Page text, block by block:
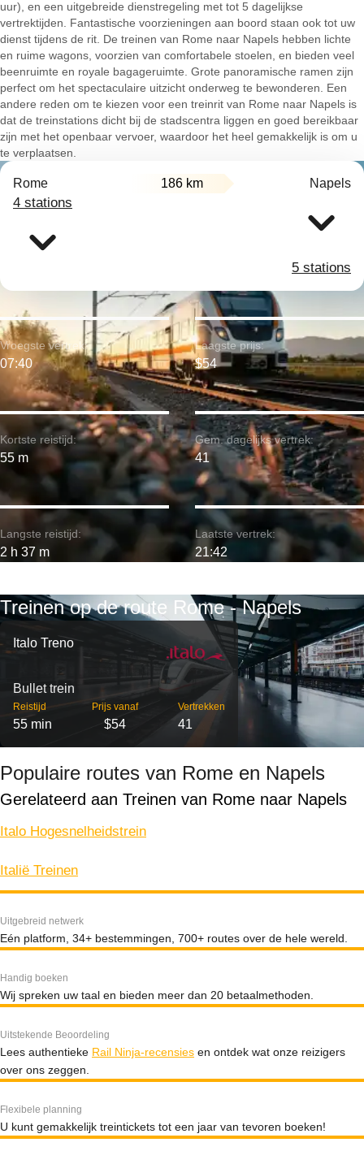
uur), en een uitgebreide dienstregeling met tot 5 dagelijkse
vertrektijden. Fantastische voorzieningen aan boord staan ook tot uw
dienst tijdens de rit. De treinen van Rome naar Napels hebben lichte
en ruime wagons, voorzien van comfortabele stoelen, en bieden veel
beenruimte en royale bagageruimte. Grote panoramische ramen zijn
perfect om het spectaculaire uitzicht onderweg te bewonderen. Een
andere reden om te kiezen voor een treinrit van Rome naar Napels is
dat de treinstations dicht bij de stadscentra liggen en goed bereikbaar
zijn met het openbaar vervoer, waardoor het heel gemakkelijk is om u
te verplaatsen.
Rome 186 km Napels
4 stations
5 stations
Kortste reistijd:
55 m
Vroegste vertrek:
07:40
Langste reistijd:
2 h 37 m
Laagste prijs:
$54
Gem. dagelijks vertrek:
41
Laatste vertrek:
21:42
Treinen op de route Rome - Napels
Italo Treno
Bullet trein
Reistijd
55 min
Prijs vanaf
$54
Vertrekken
41
Populaire routes van Rome en Napels
Gerelateerd aan Treinen van Rome naar Napels
Italo Hogesnelheidstrein
Italië Treinen
Uitgebreid netwerk
Eén platform, 34+ bestemmingen, 700+ routes over de hele wereld.
Handig boeken
Wij spreken uw taal en bieden meer dan 20 betaalmethoden.
Uitstekende Beoordeling
Lees authentieke Rail Ninja-recensies en ontdek wat onze reizigers
over ons zeggen.
Flexibele planning
U kunt gemakkelijk treintickets tot een jaar van tevoren boeken!